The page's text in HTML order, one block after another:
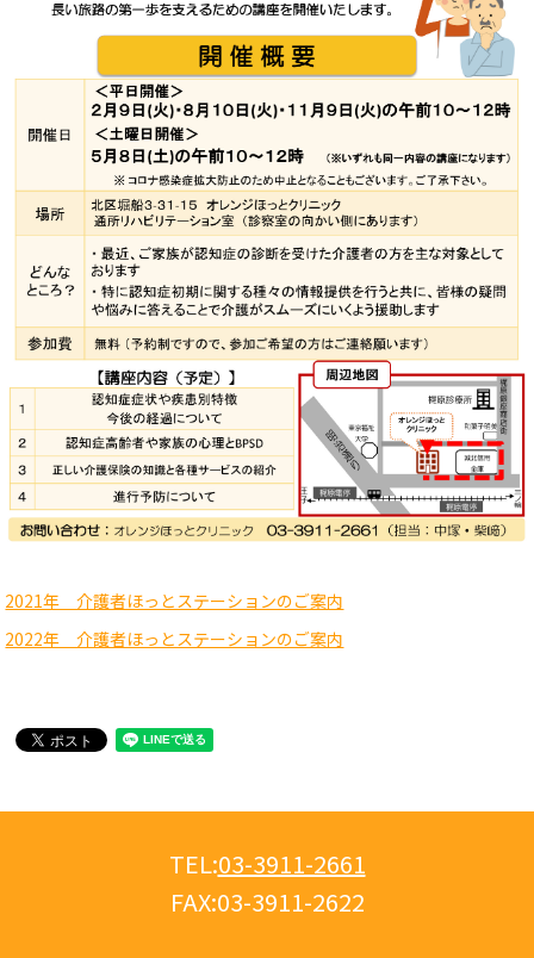
2021年 介護者ほっとステーションのご案内
2022年 介護者ほっとステーションのご案内
TEL:03-3911-2661
FAX:03-3911-2622